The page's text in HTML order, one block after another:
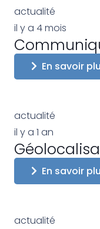
actualité
il y a 4 mois
En savoir
actualité
il y a 1 an
En savoir
actualité